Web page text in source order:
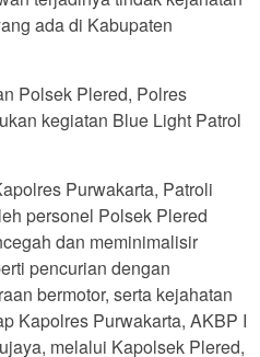
ada di Kabupaten
Polsek Plered, Polres
kegiatan Blue Light Patrol
Purwakarta, Patroli
personel Polsek Plered
dan meminimalisir
pencurian dengan
bermotor, serta kejahatan
Kapolres Purwakarta, AKBP I
melalui Kapolsek Plered,